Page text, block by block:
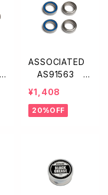
枚入】
ASSOCIATED
AS91563 F
T ベアリング【10
x15x4mm・4ケ
入】
¥1,408
20%OFF